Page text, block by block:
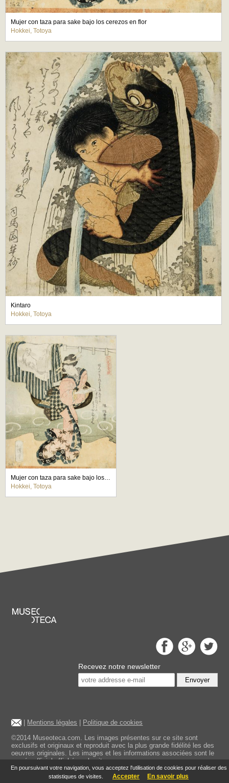
En poursuivant votre navigation, vous acceptez l'utilisation de cookies pour réaliser des
statistiques de visites.
Accepter En savoir plus
Mujer con taza para sake bajo los cerezos en flor
Hokkei, Totoya
Kintaro
Hokkei, Totoya
Mujer con taza para sake bajo los cerezos en flor
Hokkei, Totoya
Recevez notre newsletter
Envoyer
Mentions légales
Politique de cookies
©2014 Museoteca.com. Les images présentes sur ce site sont
exclusifs et originaux et reproduit avec la plus grande fidélité les des
oeuvres originales. Les images et les informations associées sont le
musée officiel affiché sur le site.